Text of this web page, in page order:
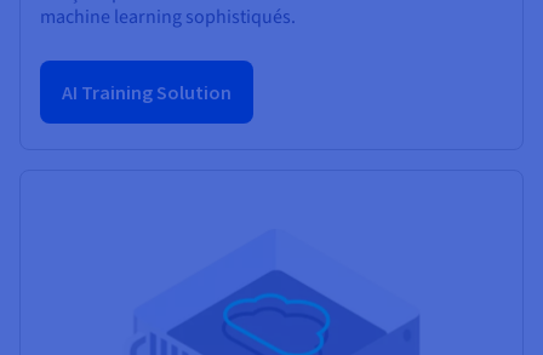
machine learning sophistiqués.
AI Training Solution